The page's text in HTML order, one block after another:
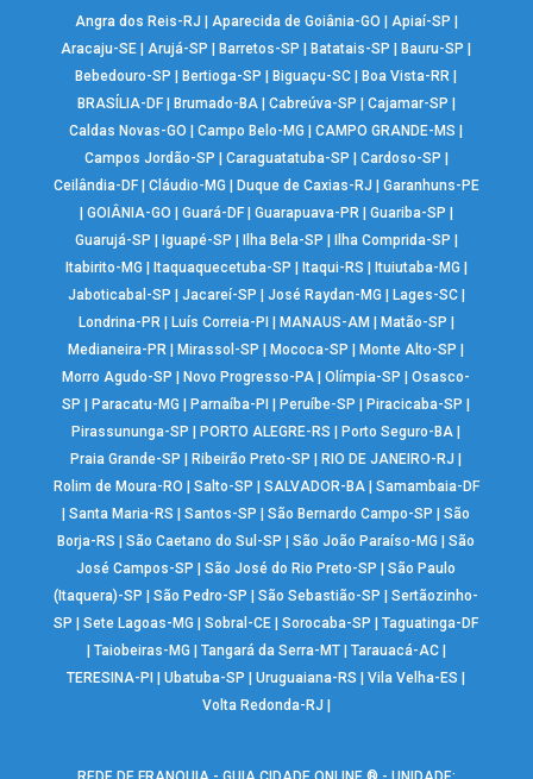
Angra dos Reis-RJ Aparecida de Goiânia-GO Apiaí-SP
Aracaju-SE |Arujá-SP Barretos-SP Batatais-SP Bauru-SP
Bebedouro-SP
Bertioga-SP Biguaçu-SC Boa Vista-RR
BRASÍLIA-DF| Brumado-BA| Cabreúva-SP Cajamar-SP
Caldas Novas-GO
|Campo Belo-MG |CAMPO GRANDE-MS
Campos Jordão-SP
Caraguatatuba-SP Cardoso-SP
Ceilândia-DF| Cláudio-MG Duque de Caxias-RJ
Garanhuns-PE
GOIÂNIA-GO Guará-DF| Guarapuava-PR| Guariba-SP
Guarujá-SP
Iguapé-SP Ilha Bela-SP Ilha Comprida-SP
Itabirito-MG
Itaquaquecetuba-SP Itaqui-RS Ituiutaba-MG
Jaboticabal-SP
Jacareí-SP José Raydan-MG Lages-SC|
Londrina-PR| Luís Correia-PI MANAUS-AM Matão-SP
Medianeira-PR
Mirassol-SP Mococa-SP Monte Alto-SP
Morro Agudo-SP
Novo Progresso-PA |Olímpia-SP |Osasco-
SP
Paracatu-MG Parnaíba-PI Peruíbe-SP Piracicaba-SP
Pirassununga-SP
PORTO ALEGRE-RS Porto Seguro-BA
Praia Grande-SP
Ribeirão Preto-SP RIO DE JANEIRO-RJ
Rolim de Moura-RO
Salto-SP SALVADOR-BA| Samambaia-DF
|Santa Maria-RS |Santos-SP |São Bernardo Campo-SP |São
Borja-RS
|São Caetano do Sul-SP |São João Paraíso-MG |São
José Campos-SP
|São José do Rio Preto-SP |São Paulo
(Itaquera)-SP
|São Pedro-SP |São Sebastião-SP |Sertãozinho-
SP
|Sete Lagoas-MG |Sobral-CE |Sorocaba-SP |Taguatinga-DF
Taiobeiras-MG Tangará da Serra-MT| Tarauacá-AC|
TERESINA-PI
|Ubatuba-SP |Uruguaiana-RS |Vila Velha-ES
Volta Redonda-RJ